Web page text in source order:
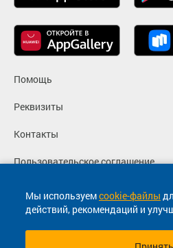
Мы используемcookie-файлы
действий, рекомендаций и
Помощь
Реквизиты
Контакты
Пользовательское соглашение
Политика конфиденциальности
Согласие на маркетинговые